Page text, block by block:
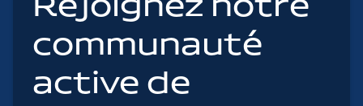
Rejoignez notre
communauté
active de